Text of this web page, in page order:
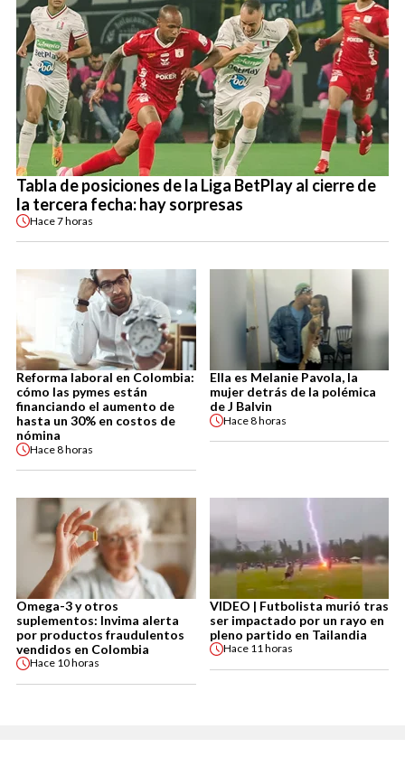
Tabla de posiciones de la Liga BetPlay al cierre de
la tercera fecha: hay sorpresas
Hace7 horas
Reforma laboral en Colombia:
cómo las pymes están
financiando el aumento de
hasta un 30% en costos de
nómina
Hace8 horas
Ella es Melanie Pavola, la
mujer detrás de la polémica
de J Balvin
Hace8 horas
Omega-3 y otros
suplementos: Invima alerta
por productos fraudulentos
vendidos en Colombia
Hace 10 horas
VIDEO | Futbolista murió tras
ser impactado por un rayo en
pleno partido en Tailandia
Hace 11 horas